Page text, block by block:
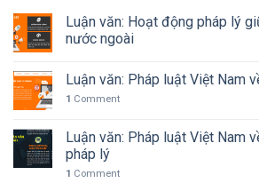
Luận văn: Hoạt động pháp lý
nước ngoài
Luận văn: Pháp luật Việt Nam
1 Comment
Luận văn: Pháp luật Việt Nam
pháp lý
1 Comment